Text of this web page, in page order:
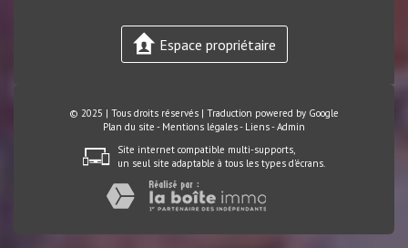
Espace propriétaire
© 2025 | Tous droits réservés | Traduction powered by Google
Plan du site - Mentions légales- Liens-Admin
Site internet compatible multi-supports,
un seul site adaptable à tous les types d'écrans.